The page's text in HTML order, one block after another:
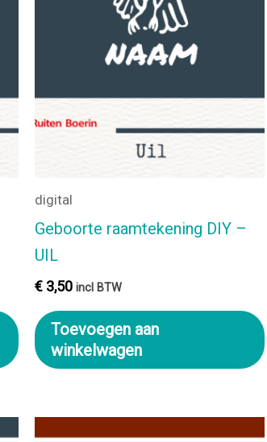
digital
Geboorte raamtekening DIY –
UIL
€ 3,50 incl BTW
Toevoegen aan
winkelwagen